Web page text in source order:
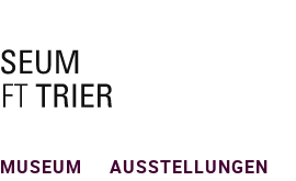
MUSEUM AUSSTELLUNGEN